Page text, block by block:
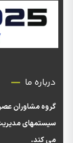
درباره ما
سیستمهای
می کند.